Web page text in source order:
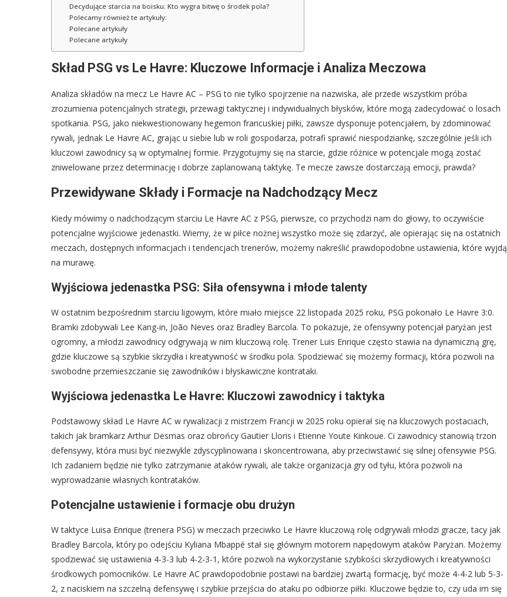
Decydujące starcia na boisku: Kto wygra bitwę o środek pola?
Polecamy również te artykuły:
Polecane artykuły
Polecane artykuły
Skład PSG vs Le Havre: Kluczowe Informacje i Analiza Meczowa
Analiza składów na mecz Le Havre AC – PSG to nie tylko spojrzenie na nazwiska, ale przede wszystkim próba
zrozumienia potencjalnych strategii, przewagi taktycznej i indywidualnych błysków, które mogą zadecydować o losach
spotkania. PSG, jako niekwestionowany hegemon francuskiej piłki, zawsze dysponuje potencjałem, by zdominować
rywali, jednak Le Havre AC, grając u siebie lub w roli gospodarza, potrafi sprawić niespodziankę, szczególnie jeśli ich
kluczowi zawodnicy są w optymalnej formie. Przygotujmy się na starcie, gdzie różnice w potencjale mogą zostać
zniwelowane przez determinację i dobrze zaplanowaną taktykę. Te mecze zawsze dostarczają emocji, prawda?
Przewidywane Składy i Formacje na Nadchodzący Mecz
Kiedy mówimy o nadchodzącym starciu Le Havre AC z PSG, pierwsze, co przychodzi nam do głowy, to oczywiście
potencjalne wyjściowe jedenastki. Wiemy, że w piłce nożnej wszystko może się zdarzyć, ale opierając się na ostatnich
meczach, dostępnych informacjach i tendencjach trenerów, możemy nakreślić prawdopodobne ustawienia, które wyjdą
na murawę.
Wyjściowa jedenastka PSG: Siła ofensywna i młode talenty
W ostatnim bezpośrednim starciu ligowym, które miało miejsce 22 listopada 2025 roku, PSG pokonało Le Havre 3:0.
Bramki zdobywali Lee Kang-in, João Neves oraz Bradley Barcola. To pokazuje, że ofensywny potencjał paryżan jest
ogromny, a młodzi zawodnicy odgrywają w nim kluczową rolę. Trener Luis Enrique często stawia na dynamiczną grę,
gdzie kluczowe są szybkie skrzydła i kreatywność w środku pola. Spodziewać się możemy formacji, która pozwoli na
swobodne przemieszczanie się zawodników i błyskawiczne kontrataki.
Wyjściowa jedenastka Le Havre: Kluczowi zawodnicy i taktyka
Podstawowy skład Le Havre AC w rywalizacji z mistrzem Francji w 2025 roku opierał się na kluczowych postaciach,
takich jak bramkarz Arthur Desmas oraz obrońcy Gautier Lloris i Etienne Youte Kinkoue. Ci zawodnicy stanowią trzon
defensywy, która musi być niezwykle zdyscyplinowana i skoncentrowana, aby przeciwstawić się silnej ofensywie PSG.
Ich zadaniem będzie nie tylko zatrzymanie ataków rywali, ale także organizacja gry od tyłu, która pozwoli na
wyprowadzanie własnych kontrataków.
Potencjalne ustawienie i formacje obu drużyn
W taktyce Luisa Enrique (trenera PSG) w meczach przeciwko Le Havre kluczową rolę odgrywali młodzi gracze, tacy jak
Bradley Barcola, który po odejściu Kyliana Mbappé stał się głównym motorem napędowym ataków Paryżan. Możemy
spodziewać się ustawienia 4-3-3 lub 4-2-3-1, które pozwoli na wykorzystanie szybkości skrzydłowych i kreatywności
środkowych pomocników. Le Havre AC prawdopodobnie postawi na bardziej zwartą formację, być może 4-4-2 lub 5-3-
2, z naciskiem na szczelną defensywę i szybkie przejścia do ataku po odbiorze piłki. Kluczowe będzie to, czy uda im się